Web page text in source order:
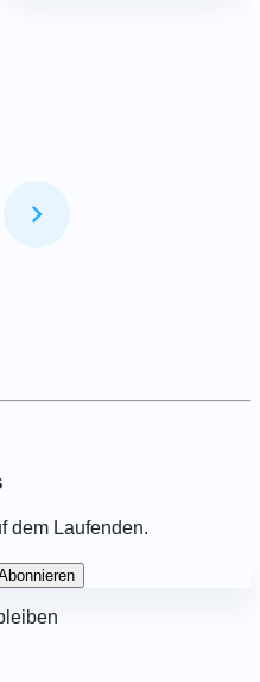
dem Laufenden.